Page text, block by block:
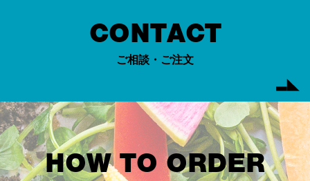
CONTACT
ご相談・ご注文
HOW TO ORDER